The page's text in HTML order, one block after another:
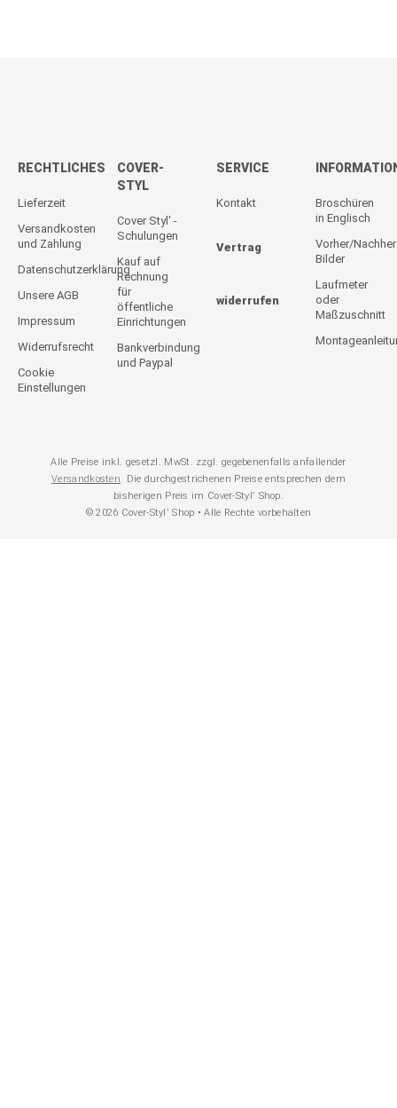
RECHTLICHES
Lieferzeit
Versandkosten
und Zahlung
Datenschutzerklärung
Unsere AGB
Impressum
Widerrufsrecht
Cookie
Einstellungen
COVER-
STYL
Cover Styl' -
Schulungen
Kauf auf
Rechnung
für
öffentliche
Einrichtungen
Bankverbindung
und Paypal
SERVICE
Kontakt
Vertrag
widerrufen
Broschüren
in Englisch
Vorher/Nachher
Bilder
Laufmeter
oder
Maßzuschnitt
Alle Preise inkl. gesetzl. MwSt. zzgl. gegebenenfalls anfallender
Versandkosten. Die durchgestrichenen Preise entsprechen dem
bisherigen Preis im Cover-Styl' Shop.
© 2026 Cover-Styl' Shop • Alle Rechte vorbehalten